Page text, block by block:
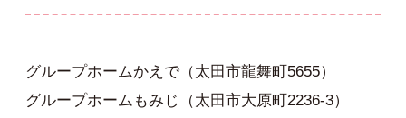
グループホームかえで（太田市龍舞町5655）
グループホームもみじ（太田市大原町2236-3）